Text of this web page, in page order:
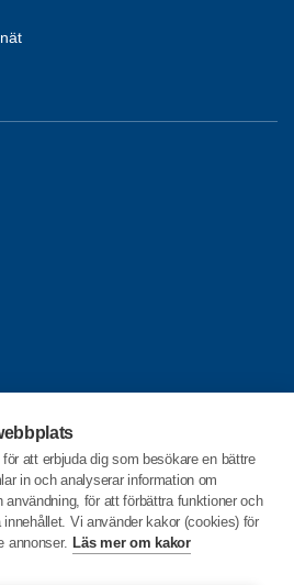
att erbjuda dig som besökare en bättre
in och analyserar information om
användning, för att förbättra funktioner och
Vi använder kakor (cookies) för
annonser. Läs mer om kakor